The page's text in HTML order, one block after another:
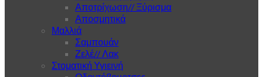
Αποτρίχωση// Ξύρισμα
Αποσμητικά
Μαλλιά
Σαμπουάν
Ζελέ// Λακ
Στοματική Υγιεινή